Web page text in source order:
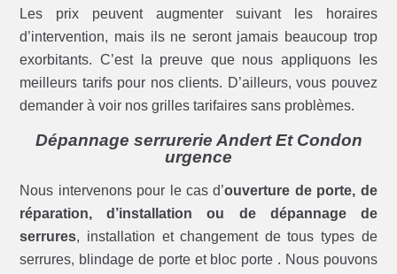
Les prix peuvent augmenter suivant les horaires
d’intervention, mais ils ne seront jamais beaucoup trop
exorbitants. C’est la preuve que nous appliquons les
meilleurs tarifs pour nos clients. D’ailleurs, vous pouvez
demander à voir nos grilles tarifaires sans problèmes.
Dépannage serrurerie Andert Et Condon
urgence
Nous intervenons pour le cas d’ouverture de porte, de
réparation, d’installation ou de dépannage de
serrures, installation et changement de tous types de
serrures, blindage de porte et bloc porte . Nous pouvons